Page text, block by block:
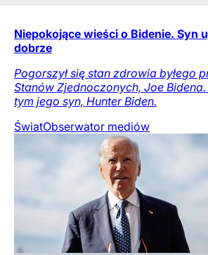
Niepokojące wieści o Bidenie. Syn
dobrze
Pogorszył się stan zdrowia byłego
Stanów Zjednoczonych, Joe
tym jego syn, Hunter Biden.
ŚwiatObserwator mediów